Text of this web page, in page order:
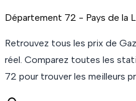
Département 72 - Pays de la
Retrouvez tous les prix de
réel. Comparez toutes les
72 pour trouver les meilleurs